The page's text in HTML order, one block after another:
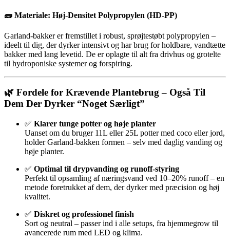
🧱 Materiale: Høj-Densitet Polypropylen (HD-PP)
Garland-bakker er fremstillet i robust, sprøjtestøbt polypropylen –
ideelt til dig, der dyrker intensivt og har brug for holdbare, vandtætte
bakker med lang levetid. De er oplagte til alt fra drivhus og grotelte
til hydroponiske systemer og forspiring.
🌿 Fordele for Krævende Plantebrug – Også Til
Dem Der Dyrker “Noget Særligt”
✅ Klarer tunge potter og høje planter
Uanset om du bruger 11L eller 25L potter med coco eller jord,
holder Garland-bakken formen – selv med daglig vanding og
høje planter.
✅ Optimal til drypvanding og runoff-styring
Perfekt til opsamling af næringsvand ved 10–20% runoff – en
metode foretrukket af dem, der dyrker med præcision og høj
kvalitet.
✅ Diskret og professionel finish
Sort og neutral – passer ind i alle setups, fra hjemmegrow til
avancerede rum med LED og klima.